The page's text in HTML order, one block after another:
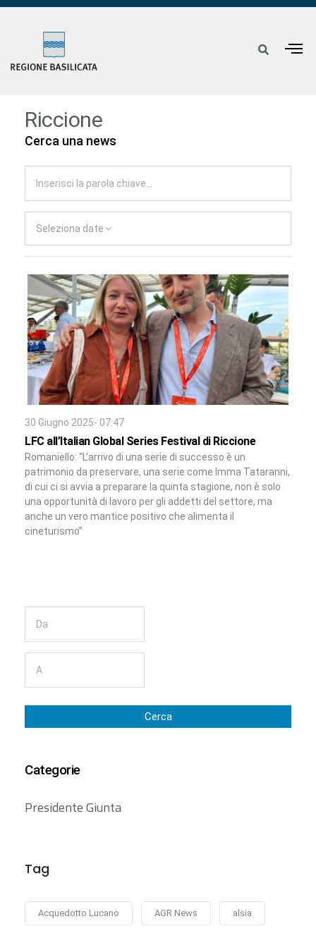
Riccione
Cerca una news
Seleziona date
30 Giugno 2025- 07:47
LFC all’Italian Global Series Festival di Riccione
Romaniello: “L’arrivo di una serie di successo è un
patrimonio da preservare, una serie come Imma Tataranni,
di cui ci si avvia a preparare la quinta stagione, non è solo
una opportunità di lavoro per gli addetti del settore, ma
anche un vero mantice positivo che alimenta il
cineturismo”
Cerca
Categorie
Presidente Giunta
Tag
Acquedotto Lucano AGR News alsia